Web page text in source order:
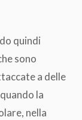
quindi
sono
a delle
la
nella